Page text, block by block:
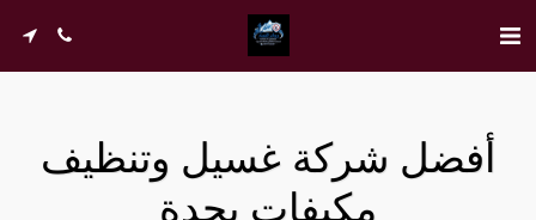
أفضل شركة غسيل وتنظيف
مكيفات بجدة